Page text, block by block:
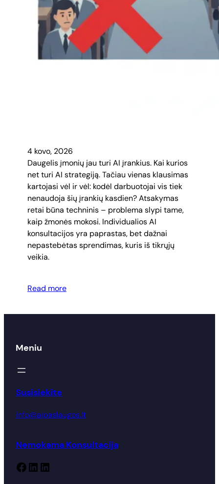
4 kovo, 2026
Daugelis įmonių jau turi AI įrankius. Kai kurios
net turi AI strategiją. Tačiau vienas klausimas
kartojasi vėl ir vėl: kodėl darbuotojai vis tiek
nenaudoja šių įrankių kasdien? Atsakymas
retai būna techninis – problema slypi tame,
kaip žmonės mokosi. Individualios AI
konsultacijos yra paprastas, bet dažnai
nepastebėtas sprendimas, kuris iš tikrųjų
veikia.
Read more
Meniu
Susisiekite
info@aipaslaugos.lt
Nemokama Konsultacija
Facebook LinkedIn LinkedIn